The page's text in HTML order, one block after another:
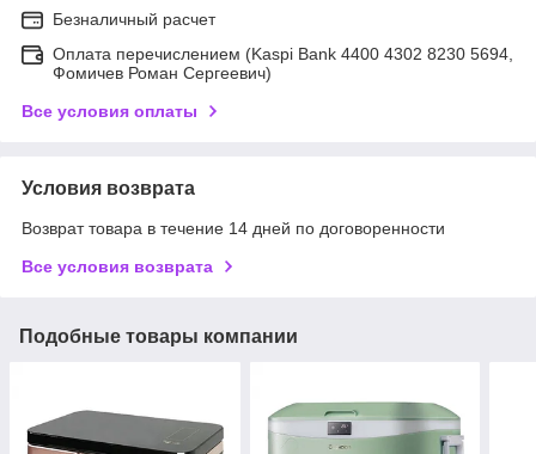
Безналичный расчет
Оплата перечислением (Kaspi Bank 4400 4302 8230 5694,
Фомичев Роман Сергеевич)
Все условия оплаты
Условия возврата
Возврат товара в течение 14 дней по договоренности
Все условия возврата
Подобные товары компании